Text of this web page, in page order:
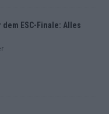
ESC-Finale: Alles